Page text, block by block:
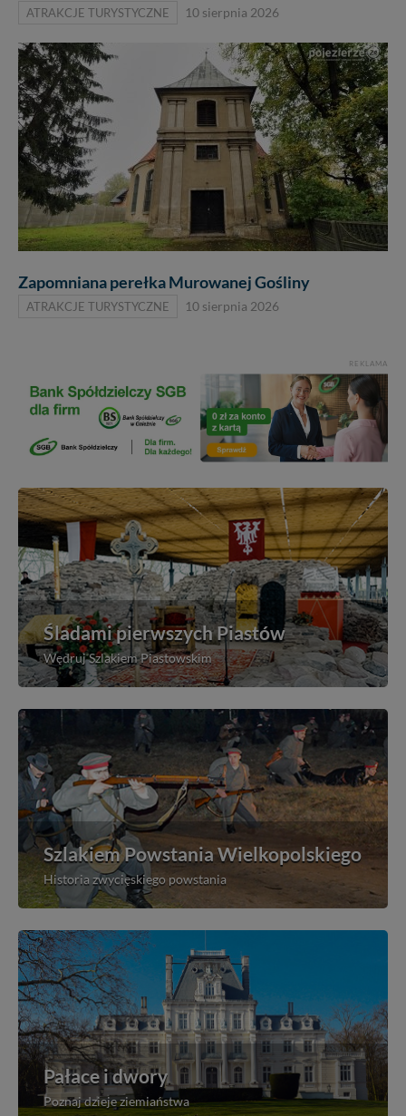
ATRAKCJE TURYSTYCZNE 10 sierpnia 2026
Zapomniana perełka Murowanej Gośliny
ATRAKCJE TURYSTYCZNE 10 sierpnia 2026
REKLAMA
Śladami pierwszych Piastów
Wędruj Szlakiem Piastowskim
Szlakiem Powstania Wielkopolskiego
Historia zwycięskiego powstania
Pałace i dwory
Poznaj dzieje ziemiaństwa